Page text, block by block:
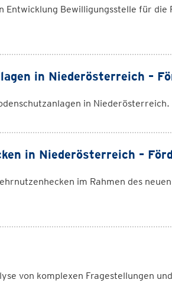
Entwicklung Bewilligungsstelle für
in Niederösterreich –
in Niederösterreich.
in Niederösterreich –
im Rahmen des
von komplexen Fragestellungen